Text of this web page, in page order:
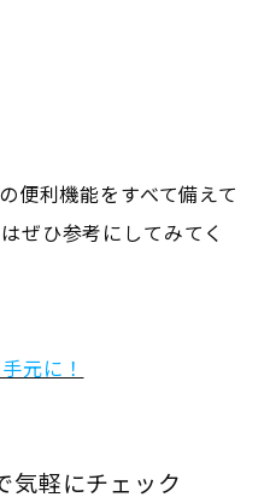
便利機能をすべて備えて
ぜひ参考にしてみてく
元に！
気軽にチェック